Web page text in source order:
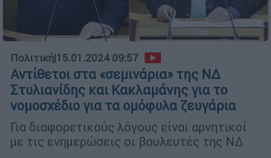
Πολιτική|15.01.2024 09:57
Αντίθετοι στα «σεμινάρια» της ΝΔ
Στυλιανίδης και Κακλαμάνης για το
νομοσχέδιο για τα ομόφυλα ζευγάρια
Για διαφορετικούς λόγους είναι αρνητικοί
με τις ενημερώσεις οι βουλευτές της ΝΔ